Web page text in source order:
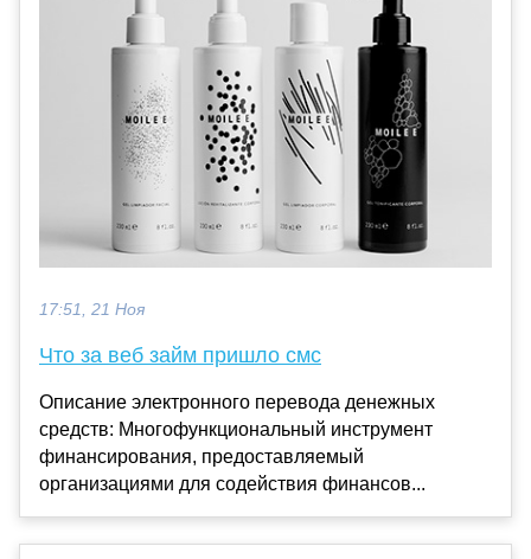
17:51, 21 Ноя
Что за веб займ пришло смс
Описание электронного перевода денежных
средств: Многофункциональный инструмент
финансирования, предоставляемый
организациями для содействия финансов...